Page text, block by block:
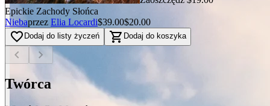
Epickie Zachody Słońca
Niebaprzez Elia Locardi$39.00$20.00
favorite_border Dodaj do listy życzeń shopping_cart Dodaj do koszyka
chevron_left chevron_right
Twórca